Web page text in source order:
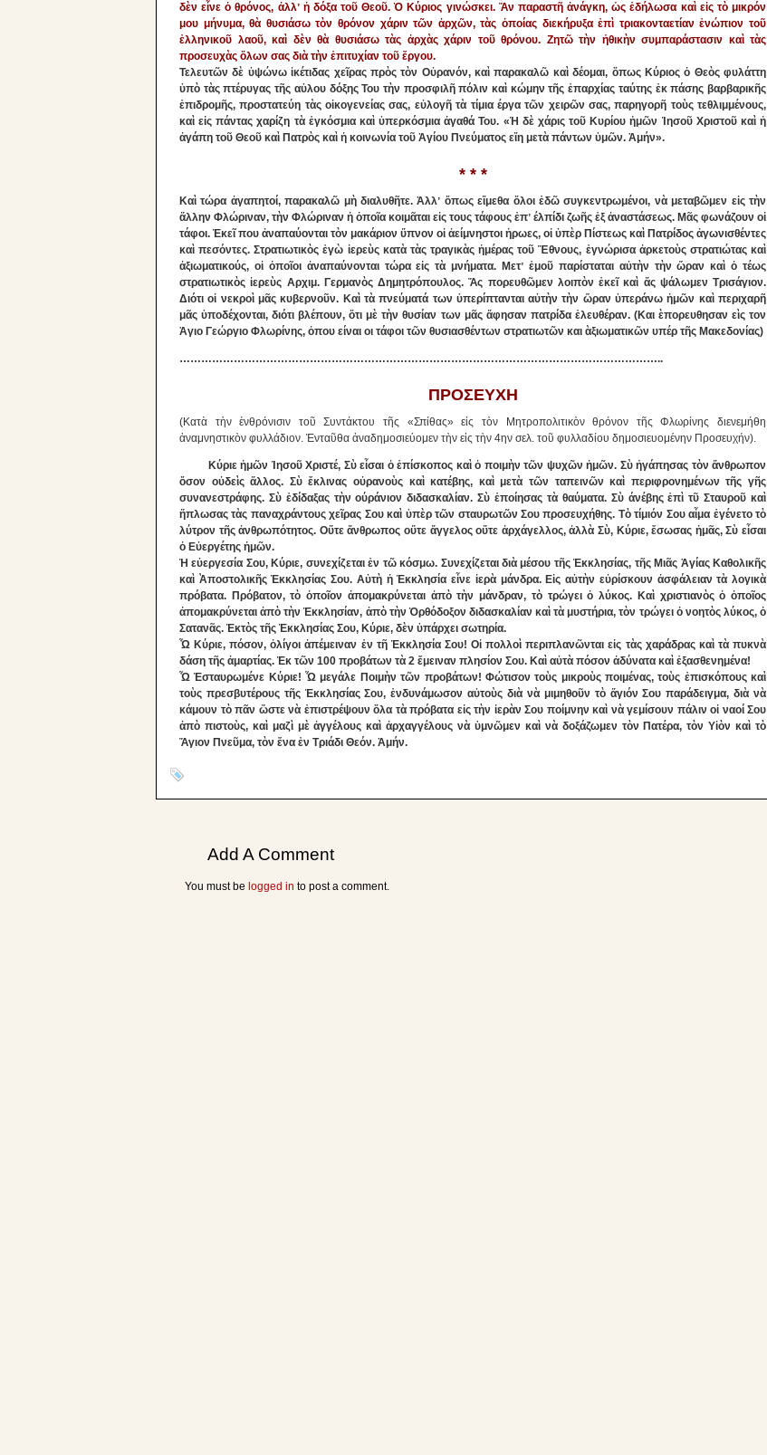
δὲν εἶνε ὁ θρόνος, ἀλλʼ ἡ δόξα τοῦ Θεοῦ. Ὁ Κύριος γινώσκει. Ἄν παραστῆ ἀνάγκη, ὡς ἐδήλωσα καὶ εἰς τὸ μικρόν
μου μήνυμα, θὰ θυσιάσω τὸν θρόνον χάριν τῶν ἀρχῶν, τὰς ὁποίας διεκήρυξα ἐπὶ τριακονταετίαν ἐνώπιον τοῦ
ἐλληνικοῦ λαοῦ, καὶ δὲν θὰ θυσιάσω τὰς ἀρχὰς χάριν τοῦ θρόνου. Ζητῶ τὴν ἠθικὴν συμπαράστασιν καὶ τὰς
προσευχὰς ὅλων σας διὰ τὴν ἐπιτυχίαν τοῦ ἔργου.
Τελευτῶν δὲ ὑψώνω ἱκέτιδας χεῖρας πρὸς τὸν Οὐρανόν, καὶ παρακαλῶ καὶ δέομαι, ὅπως Κύριος ὁ Θεὸς φυλάττη
ὑπὸ τὰς πτέρυγας τῆς αὐλου δόξης Του τὴν προσφιλῆ πόλιν καὶ κώμην τῆς ἐπαρχίας ταύτης ἐκ πάσης βαρβαρικῆς
ἐπιδρομῆς, προστατεύη τὰς οἰκογενείας σας, εὐλογῆ τὰ τίμια έργα τῶν χειρῶν σας, παρηγορῆ τοὺς τεθλιμμένους,
καὶ εἰς πάντας χαρίζη τὰ ἐγκόσμια καὶ ὑπερκόσμια ἀγαθά Του. «Ἡ δὲ χάρις τοῦ Κυρίου ἡμῶν Ἰησοῦ Χριστοῦ καὶ ἡ
ἀγάπη τοῦ Θεοῦ καὶ Πατρὸς καὶ ἡ κοινωνία τοῦ Ἀγίου Πνεύματος εἴη μετὰ πάντων ὑμῶν. Ἀμήν».
* * *
Καὶ τώρα ἀγαπητοί, παρακαλῶ μὴ διαλυθῆτε. Ἀλλʼ ὅπως εἴμεθα ὅλοι ἐδῶ συγκεντρωμένοι, νὰ μεταβῶμεν εἰς τὴν
ἄλλην Φλώριναν, τὴν Φλώριναν ἡ ὁποῖα κοιμᾶται εἰς τους τάφους ἐπʼ έλπίδι ζωῆς ἐξ ἀναστάσεως. Μᾶς φωνάζουν οἱ
τάφοι. Ἐκεῖ που ἀναπαύονται τὸν μακάριον ὕπνον οἱ ἀείμνηστοι ἡρωες, οἱ ὑπὲρ Πίστεως καὶ Πατρίδος ἀγωνισθέντες
καὶ πεσόντες. Στρατιωτικὸς ἐγὼ ἱερεὺς κατὰ τὰς τραγικὰς ἡμέρας τοῦ Ἔθνους, ἐγνώρισα ἀρκετοὺς στρατιώτας καὶ
ἀξιωματικούς, οἱ ὁποῖοι ἀναπαύνονται τώρα εἰς τὰ μνήματα. Μετʼ ἐμοῦ παρίσταται αὐτὴν τὴν ὥραν καὶ ὁ τέως
στρατιωτικὸς ἱερεὺς Αρχιμ. Γερμανὸς Δημητρόπουλος. Ἄς πορευθῶμεν λοιπὸν ἐκεῖ καὶ ἄς ψάλωμεν Τρισάγιον.
Διότι οἱ νεκροὶ μᾶς κυβερνοῦν. Καὶ τὰ πνεύματά των ὑπερίπτανται αὐτὴν τὴν ὥραν ὑπεράνω ἡμῶν καὶ περιχαρῆ
μᾶς ὑποδέχονται, διότι βλέπουν, ὅτι μὲ τὴν θυσίαν των μᾶς ἄφησαν πατρίδα ἐλευθέραν. (Και ὲπορευθησαν εὶς τον
Ἁγιο Γεώργιο Φλωρίνης, ὁπου είναι οι τάφοι τῶν θυσιασθέντων στρατιωτῶν και ὰξιωματικῶν υπέρ τῆς Μακεδονίας)
……………………………………………………………………………………………………………………..
ΠΡΟΣΕΥΧΗ
(Κατὰ τὴν ἐνθρόνισιν τοῦ Συντάκτου τῆς «Σπίθας» εἰς τὸν Μητροπολιτικὸν θρόνον τῆς Φλωρίνης διενεμήθη
ἀναμνηστικὸν φυλλάδιον. Ἐνταῦθα ἀναδημοσιεύομεν τὴν εἰς τὴν 4ην σελ. τοῦ φυλλαδίου δημοσιευομένην Προσευχήν).
Κύριε ἡμῶν Ἰησοῦ Χριστέ, Σὺ εἶσαι ὁ ἐπίσκοπος καὶ ὁ ποιμὴν τῶν ψυχῶν ἡμῶν. Σὺ ἠγάπησας τὸν ἄνθρωπον
ὅσον οὐδεὶς ἄλλος. Σὺ ἔκλινας οὐρανοὺς καὶ κατέβης, καὶ μετὰ τῶν ταπεινῶν καὶ περιφρονημένων τῆς γῆς
συνανεστράφης. Σὺ ἐδίδαξας τὴν ούράνιον διδασκαλίαν. Σὺ ἐποίησας τὰ θαύματα. Σὺ άνέβης ἐπὶ τῦ Σταυροῦ καὶ
ἥπλωσας τὰς παναχράντους χεῖρας Σου καὶ ὑπὲρ τῶν σταυρωτῶν Σου προσευχήθης. Τὸ τίμιόν Σου αἶμα ἐγένετο τὸ
λύτρον τῆς ἀνθρωπότητος. Οὔτε ἄνθρωπος οὔτε ἄγγελος οὔτε ἀρχάγελλος, ἀλλὰ Σὺ, Κύριε, ἔσωσας ἡμᾶς, Σὺ εἶσαι
ὁ Εὐεργέτης ἡμῶν.
Ἡ εὐεργεσία Σου, Κύριε, συνεχίζεται ἐν τῶ κόσμω. Συνεχίζεται διὰ μέσου τῆς Ἐκκλησίας, τῆς Μιᾶς Ἁγίας Καθολικῆς
καὶ Ὰποστολικῆς Ἐκκλησίας Σου. Αὐτὴ ἡ Ἐκκλησία εἶνε ἱερὰ μάνδρα. Εἰς αὐτὴν εὐρίσκουν ἀσφάλειαν τὰ λογικὰ
πρόβατα. Πρόβατον, τὸ ὁποῖον ἀπομακρύνεται ἀπὸ τὴν μάνδραν, τὸ τρώγει ὁ λύκος. Καὶ χριστιανὸς ὁ ὁποῖος
ἀπομακρύνεται ἀπὸ τὴν Ἐκκλησίαν, ἀπὸ τὴν Ὀρθόδοξον διδασκαλίαν καὶ τὰ μυστήρια, τὸν τρώγει ὁ νοητὸς λύκος, ὁ
Σατανᾶς. Ἐκτὸς τῆς Ἐκκλησίας Σου, Κύριε, δὲν ὑπάρχει σωτηρία.
Ὦ Κύριε, πόσον, ὀλίγοι ἀπέμειναν ἐν τῆ Ἐκκλησία Σου! Οἱ πολλοὶ περιπλανῶνται εἰς τὰς χαράδρας καὶ τὰ πυκνὰ
δάση τῆς ἀμαρτίας. Ἐκ τῶν 100 προβάτων τὰ 2 ἔμειναν πλησίον Σου. Καὶ αὐτὰ πόσον ἀδύνατα καὶ ἐξασθενημένα!
Ὦ Ἐσταυρωμένε Κύριε! Ὦ μεγάλε Ποιμὴν τῶν προβάτων! Φώτισον τοὺς μικροὺς ποιμένας, τοὺς ἐπισκόπους καὶ
τοὺς πρεσβυτέρους τῆς Ἐκκλησίας Σου, ἐνδυνάμωσον αὐτοὺς διὰ νὰ μιμηθοῦν τὸ ἄγιόν Σου παράδειγμα, διὰ νὰ
κάμουν τὸ πᾶν ὥστε νὰ ἐπιστρέψουν ὅλα τὰ πρόβατα εἰς τὴν ἱερὰν Σου ποίμνην καὶ νὰ γεμίσουν πάλιν οἱ ναοί Σου
ἀπὸ πιστοὺς, καὶ μαζὶ μὲ ἀγγέλους καὶ ἀρχαγγέλους νὰ ὑμνῶμεν καὶ νὰ δοξάζωμεν τὸν Πατέρα, τὸν Υἱὸν καὶ τὸ
Ἄγιον Πνεῦμα, τὸν ἕνα ἐν Τριάδι Θεόν. Ἀμήν.
Add A Comment
You must be logged in to post a comment.